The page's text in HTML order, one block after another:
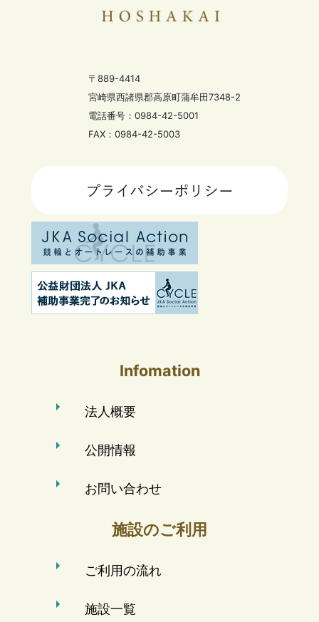
〒889-4414
宮崎県西諸県郡高原町蒲牟田7348-2
電話番号：0984-42-5001
FAX：0984-42-5003
Infomation
法人概要
公開情報
お問い合わせ
施設のご利用
ご利用の流れ
施設一覧